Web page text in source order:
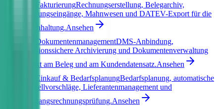
FakturierungRechnungserstellung, Belegarchiv,
Zahlungseingänge, Mahnwesen und DATEV-Export für die
Buchhaltung.Ansehen
DokumentenmanagementDMS-Anbindung,
revisionssichere Archivierung und Dokumentenverwaltung
direkt am Beleg und am Kundendatensatz.Ansehen
Einkauf & BedarfsplanungBedarfsplanung, automatische
Bestellvorschläge, Lieferantenmanagement und
Eingangsrechnungsprüfung.Ansehen